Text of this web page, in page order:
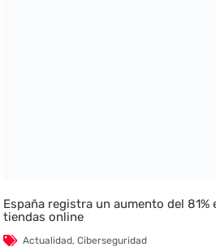
España registra un aumento del
tiendas online
Actualidad,Ciberseguridad